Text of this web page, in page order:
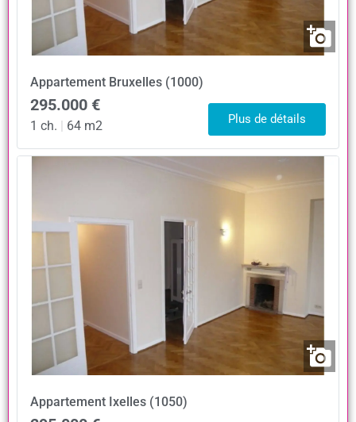
Appartement Bruxelles (1000)
295.000 €
1 ch. | 64 m2 Plus de détails
Appartement Ixelles (1050)